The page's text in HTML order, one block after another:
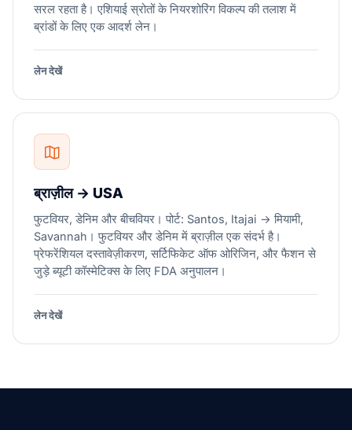
सरल रहता है। एशियाई स्रोतों के नियरशोरिंग विकल्प की तलाश में
ब्रांडों के लिए एक आदर्श लेन।
लेन देखें
ब्राज़ील → USA
फुटवियर, डेनिम और बीचवियर। पोर्ट: Santos, Itajai → मियामी,
Savannah। फुटवियर और डेनिम में ब्राज़ील एक संदर्भ है।
प्रेफरेंशियल दस्तावेज़ीकरण, सर्टिफिकेट ऑफ ओरिजिन, और फैशन से
जुड़े ब्यूटी कॉस्मेटिक्स के लिए FDA अनुपालन।
लेन देखें